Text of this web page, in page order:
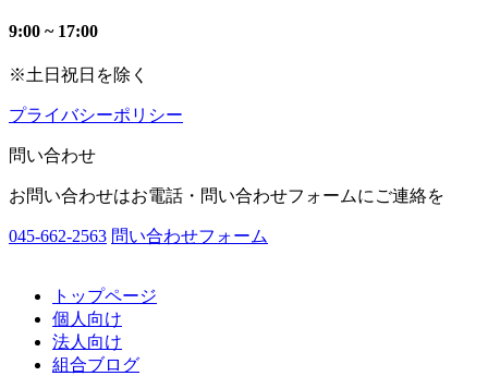
9:00 ~ 17:00
※土日祝日を除く
プライバシーポリシー
問い合わせ
お問い合わせはお電話・問い合わせフォームにご連絡を
045-662-2563 問い合わせフォーム
トップページ
個人向け
法人向け
組合ブログ